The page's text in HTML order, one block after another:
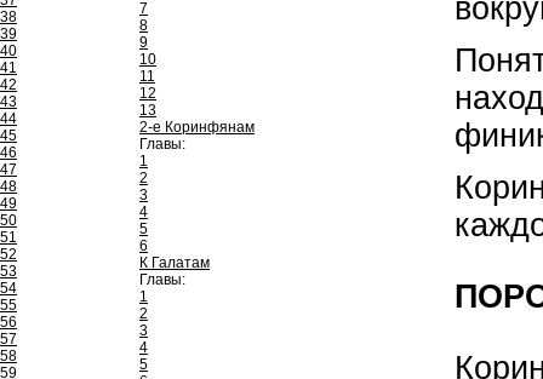
38
39
40
41
42
43
44
45
46
47
48
49
50
51
52
53
54
55
56
57
58
59
7
8
9
10
11
12
13
2-е Коринфянам
Главы:
1
2
3
4
5
6
К Галатам
Главы:
1
2
3
4
5